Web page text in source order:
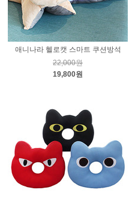
애니나라 헬로캣 스마트 쿠션방석
22,000원
19,800원